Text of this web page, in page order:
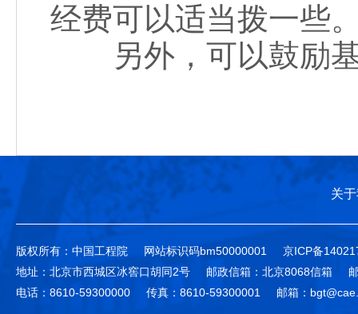
经费可以适当拨一些
另外，可以鼓励基
关
版权所有：中国工程院 网站标识码bm50000001
京ICP备
地址：北京市西城区冰窖口胡同2号
邮政信箱：北京8068信箱
电话：8610-59300000
传真：8610-59300001 邮箱：